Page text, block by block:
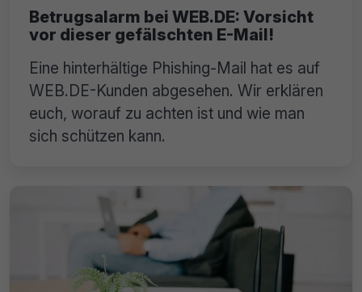
Betrugsalarm bei WEB.DE: Vorsicht
vor dieser gefälschten E-Mail!
Eine hinterhältige Phishing-Mail hat es auf
WEB.DE-Kunden abgesehen. Wir erklären
euch, worauf zu achten ist und wie man
sich schützen kann.